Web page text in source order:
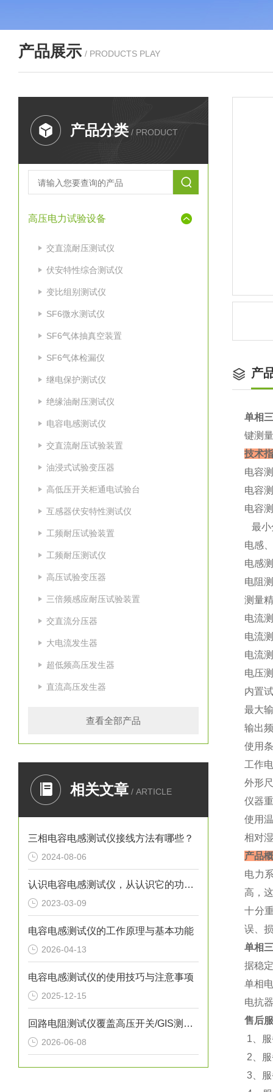
产品展示 / PRODUCTS PLAY
产品分类 / PRODUCT
高压电力试验设备
交直流耐压测试仪
伏安特性综合测试仪
变比组别测试仪
SF6微水测试仪
SF6气体抽真空装置
SF6气体检漏仪
继电保护测试仪
绝缘油耐压测试仪
电容电感测试仪
交直流耐压试验装置
油浸式试验变压器
高低压开关柜通电试验台
互感器伏安特性测试仪
工频耐压试验装置
工频耐压测试仪
高压试验变压器
三倍频感应耐压试验装置
交直流分压器
大电流发生器
超低频高压发生器
直流高压发生器
查看全部产品
相关文章 / ARTICLE
三相电容电感测试仪接线方法有哪些？
2024-08-06
认识电容电感测试仪，从认识它的功能特点开始
2023-03-09
电容电感测试仪的工作原理与基本功能
2026-04-13
电容电感测试仪的使用技巧与注意事项
2025-12-15
回路电阻测试仪覆盖高压开关/GIS测试全场景
2026-06-08
产
单相
键测
技术
电容
电容
电容
最小
电感
电感
电阻
测量
电流
电流
电流
电压
内置
最大
输出
使用
工作
外形
仪器
使用
相对
产品
电力
高，
十分
误、
单相
据稳
单相
电抗
售后
1、
2、
3、